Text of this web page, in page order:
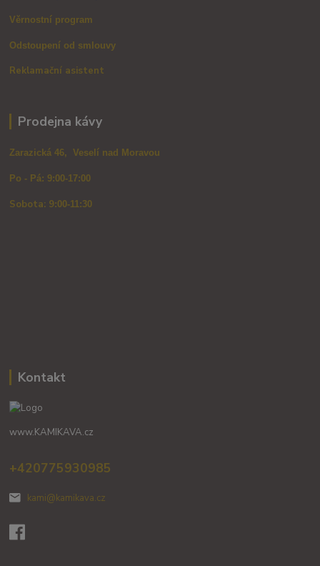
Věrnostní program
Odstoupení od smlouvy
Reklamační asistent
Prodejna kávy
Zarazická 46, Veselí nad Moravou
Po - Pá: 9:00-17:00
Sobota: 9:00-11:30
Kontakt
www.KAMIKAVA.cz
+420775930985
kami@kamikava.cz